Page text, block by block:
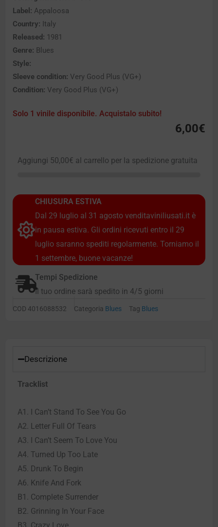
Label: Appaloosa
Country: Italy
Released: 1981
Genre: Blues
Style:
Sleeve condition: Very Good Plus (VG+)
Condition: Very Good Plus (VG+)
Solo 1 vinile disponibile. Acquistalo subito!
6,00€
Aggiungi 50,00€ al carrello per la spedizione gratuita
CHIUSURA ESTIVA
Dal 29 luglio al 31 agosto venditaviniliusati.it è
in pausa estiva. Gli ordini ricevuti entro il 29
luglio saranno spediti regolarmente. Torniamo il
1 settembre, buone vacanze!
Tempi Spedizione
Il tuo ordine sarà spedito in 4/5 giorni
COD 4016088532 Categoria Blues Tag Blues
Descrizione
Tracklist
A1. I Can’t Stand To See You Go
A2. Letter Full Of Tears
A3. I Can’t Seem To Love You
A4. Turned Up Too Late
A5. Drunk To Begin
A6. Knife And Fork
B1. Complete Surrender
B2. Grinning In Your Face